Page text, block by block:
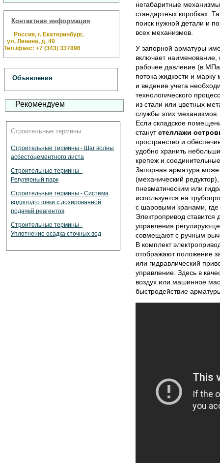
Контактная информация
Россия, г. Екатеринбург,
ул. Ленина, д. 40
Тел./факс: +7 (343) 337896
Объявления
Рекомендуем
Строительные термины
Строительные термины - Шаг волны
асбестоцементного листа
Строительные термины -
Регулярный парк
Строительные термины - Система
водоподготовки с дозированной
подачей реагентов
Строительные термины -
Уплотнение осадка сточных вод
негабаритные
стандартных коробках.
поиск нужной детали и
всех механизмов.
У запорной арматуры
включает
рабочее давление (в
потока жидкости и марку
и ведение учета
технологического
из стали или цветных
службы этих механизмов.
Если складское
станутстеллажи
пространство и
удобно хранить
крепеж и
Запорная арматура
(механический
пневматическим или
используется на
с шаровыми кранами, где
Электропривод ставится
управления
совмещают с ручным
В комплект
отображают положение
или гидравлический
управление. Здесь в
воздух или машинное
быстродействие